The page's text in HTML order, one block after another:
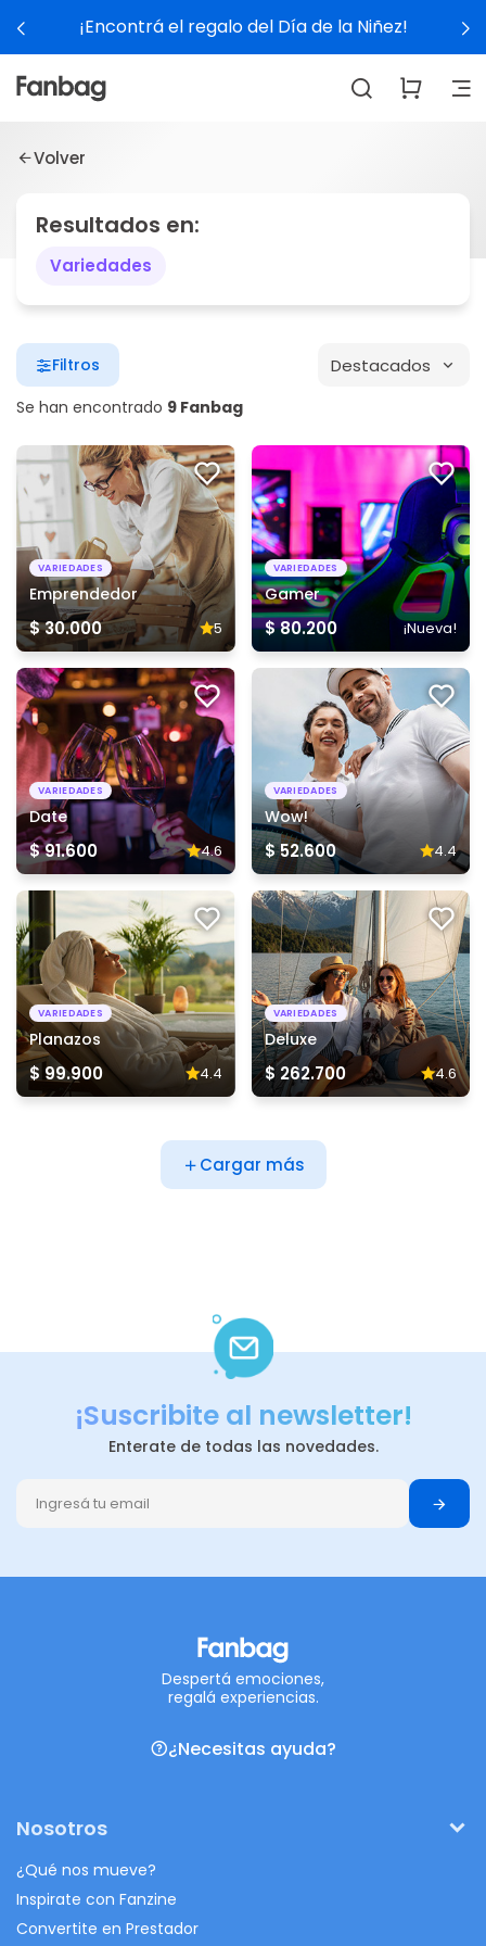
¡Encontrá el regalo del Día de la Niñez!
Volver
Resultados en:
Variedades
Se han encontrado 9 Fanbag
Filtros Destacados
VARIEDADES
Emprendedor
$ 30.000 5
VARIEDADES
Gamer
$ 80.200 ¡Nueva!
VARIEDADES
Date
$ 91.600 4.6
VARIEDADES
Wow!
$ 52.600 4.4
VARIEDADES
Planazos
$ 99.900 4.4
VARIEDADES
Deluxe
$ 262.700 4.6
Cargar más
¡Suscribite al newsletter!
Enterate de todas las novedades.
Despertá emociones,
regalá experiencias.
¿Necesitas ayuda?
Nosotros
¿Qué nos mueve?
Inspirate con Fanzine
Convertite en Prestador